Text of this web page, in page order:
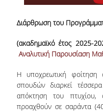
ΜΗΤΡΩΑ
ΕΤΟΥΣ '25-
ΠΡΟΠΤΥΧΙΑΚΕΣ
Διάρθρωση του
(ακαδημαϊκό
Αναλυτική Παρουσίαση
Η υποχρεωτική φοίτηση
σπουδών διαρκεί
απόκτηση του πτυχίου,
προαχθούν σε σαράντα